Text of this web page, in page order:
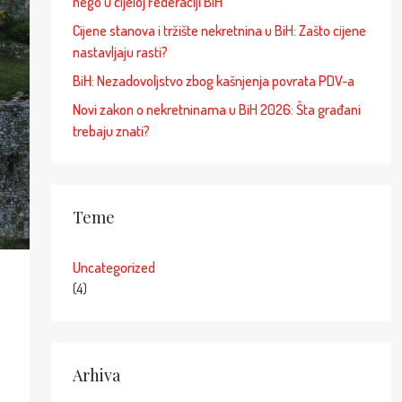
Cijene stanova i tržište nekretnina u BiH: Zašto cijene
nastavljaju rasti?
BiH: Nezadovoljstvo zbog kašnjenja povrata PDV-a
Novi zakon o nekretninama u BiH 2026: Šta građani
trebaju znati?
Teme
Uncategorized
(4)
Arhiva